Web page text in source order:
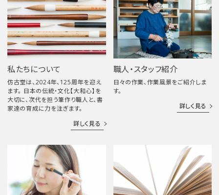
私たちについて
仿古堂は、2024年、125周年を迎え
ます。 日本の伝統・文化【大和心】を
大切に、次代を担う筆作り職人と、書
家達の育成に力を注ぎます。
詳しく見る
職人・スタッフ紹介
日々の作業、作業風景をご紹介しま
す。
詳しく見る